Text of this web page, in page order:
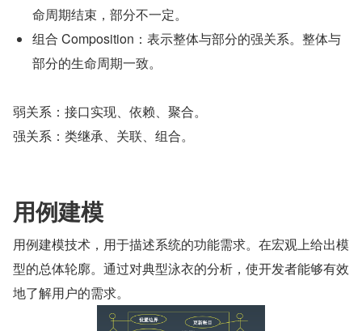
命周期结束，部分不一定。
组合 Composition：表示整体与部分的强关系。整体与
部分的生命周期一致。
弱关系：接口实现、依赖、聚合。
强关系：类继承、关联、组合。
用例建模
用例建模技术，用于描述系统的功能需求。在宏观上给出模
型的总体轮廓。通过对典型泳衣的分析，使开发者能够有效
地了解用户的需求。